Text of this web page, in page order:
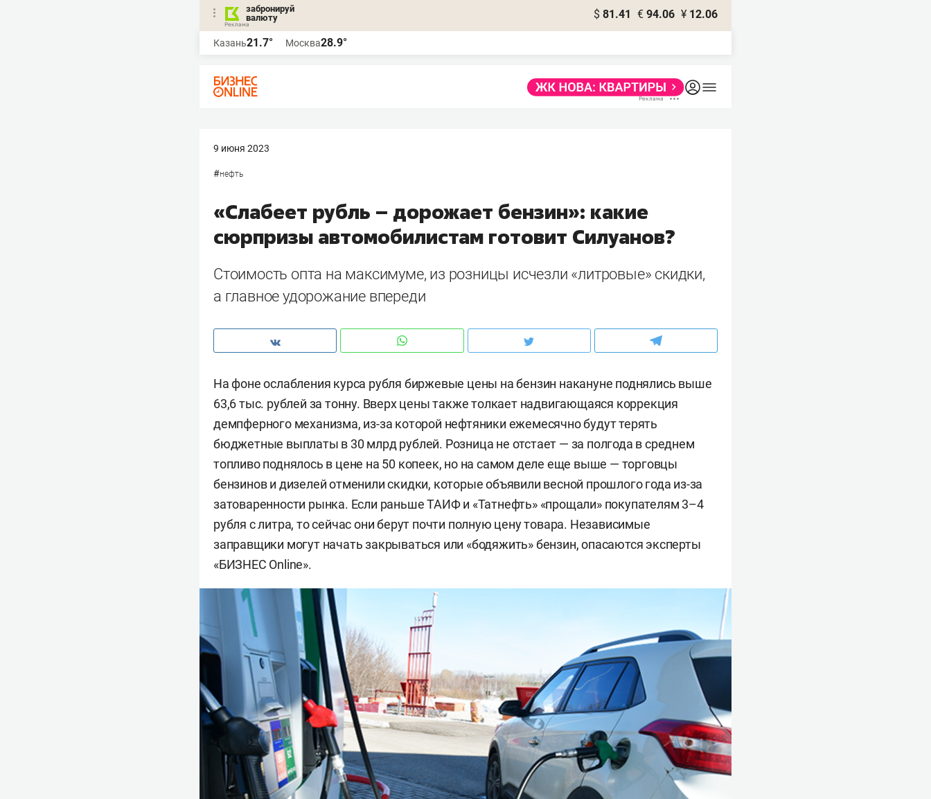
забронируй
валюту
$ 81.41 € 94.06 ¥ 12.06
Казань21.7° Москва28.9°
9 июня 2023
#нефть
«Слабеет рубль – дорожает бензин»: какие
сюрпризы автомобилистам готовит Силуанов?
Стоимость опта на максимуме, из розницы исчезли «литровые» скидки,
а главное удорожание впереди
На фоне ослабления курса рубля биржевые цены на бензин накануне поднялись выше
63,6 тыс. рублей за тонну. Вверх цены также толкает надвигающаяся коррекция
демпферного механизма, из-за которой нефтяники ежемесячно будут терять
бюджетные выплаты в 30 млрд рублей. Розница не отстает — за полгода в среднем
топливо поднялось в цене на 50 копеек, но на самом деле еще выше — торговцы
бензинов и дизелей отменили скидки, которые объявили весной прошлого года из-за
затоваренности рынка. Если раньше ТАИФ и «Татнефть» «прощали» покупателям 3–4
рубля с литра, то сейчас они берут почти полную цену товара. Независимые
заправщики могут начать закрываться или «бодяжить» бензин, опасаются эксперты
«БИЗНЕС Online».